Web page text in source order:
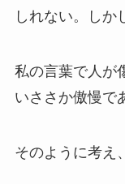
しれない。しか
私の言葉で人が
いささか傲慢で
そのように考え